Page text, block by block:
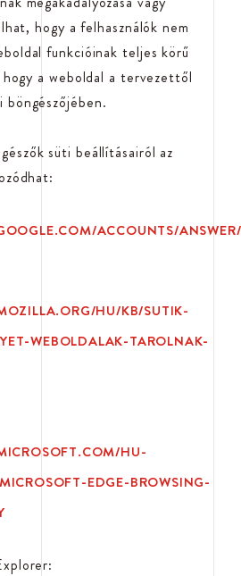
hogy a felhasználók nem
funkcióinak teljes körű
a weboldal a tervezettől
süti beállításairól az
ACCOUNTS/
HU/KB/SUTIK-
WEBOLDALAK-TAROLNAK-
HU-
EDGE-BROWSING-